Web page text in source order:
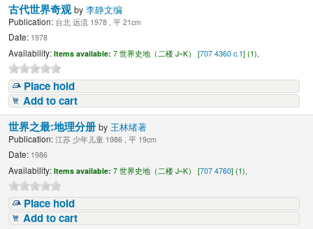
古代世界奇观by李静文编
Publication: 台北 远流 1978 , 平 21cm
Date: 1978
Availability: Items available: 7 世界史地（二楼 J~K） [707 4360 c.1] (1),
Place hold
Add to cart
世界之最:地理分册by王林绪著
Publication: 江苏 少年儿童 1986 , 平 19cm
Date: 1986
Availability: Items available: 7 世界史地（二楼 J~K） [707 4760] (1),
Place hold
Add to cart